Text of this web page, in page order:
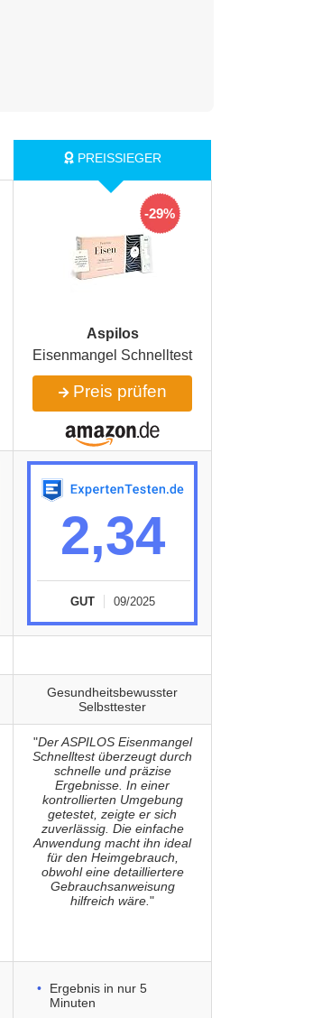
-29%
‎Aspilos
Eisenmangel Schnelltest
Preis prüfen
2,34
GUT 09/2025
Gesundheitsbewusster
Selbsttester
"Der ASPILOS Eisenmangel
Schnelltest überzeugt durch
schnelle und präzise
Ergebnisse. In einer
kontrollierten Umgebung
getestet, zeigte er sich
zuverlässig. Die einfache
Anwendung macht ihn ideal
für den Heimgebrauch,
obwohl eine detailliertere
Gebrauchsanweisung
hilfreich wäre. "
Ergebnis in nur 5
Minuten